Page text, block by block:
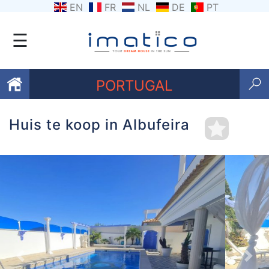
EN FR NL DE PT
☰
PORTUGAL
Favorieten
Over
Voorwaarden
Getuigenissen
Huis te koop in Albufeira
Previous Next